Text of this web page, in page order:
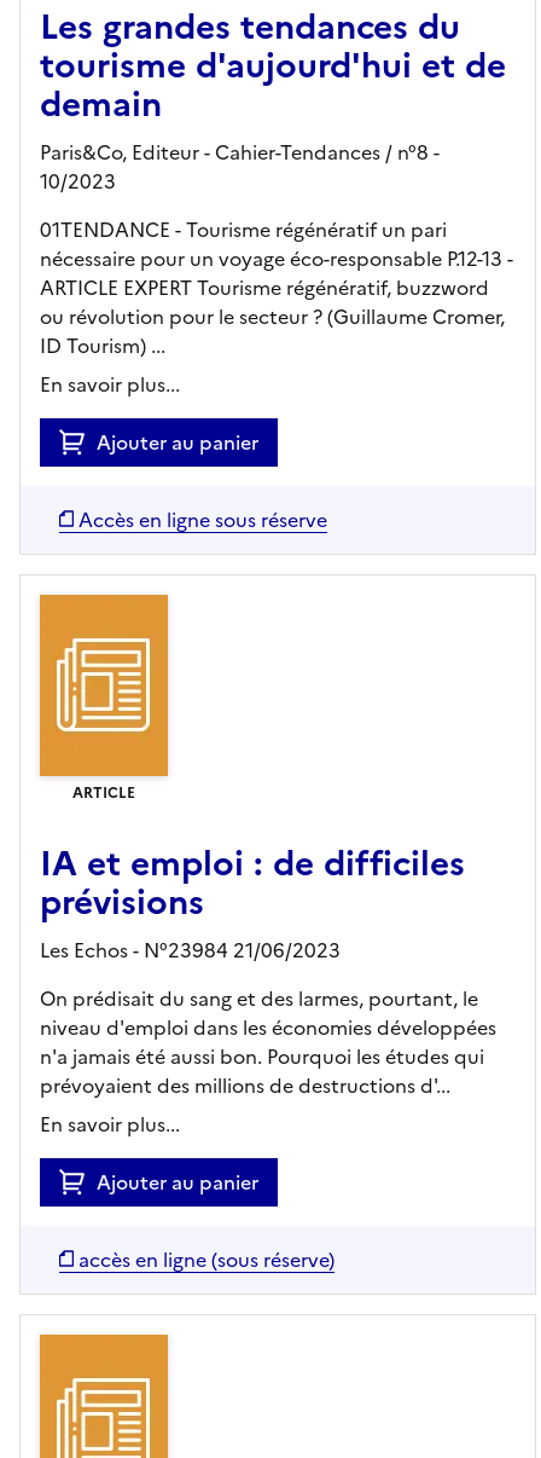
Les grandes tendances du
tourisme d'aujourd'hui et de
demain
Paris&Co, Editeur- Cahier-Tendances / n°8 -
10/2023
01TENDANCE - Tourisme régénératif un pari
nécessaire pour un voyage éco-responsable P.12-13 -
ARTICLE EXPERT Tourisme régénératif, buzzword
ou révolution pour le secteur ? (Guillaume Cromer,
ID Tourism) ...
En savoir plus...
Ajouter au panier
Accès en ligne sous réserve
ARTICLE
IA et emploi : de difficiles
prévisions
Les Echos - N°23984 21/06/2023
On prédisait du sang et des larmes, pourtant, le
niveau d'emploi dans les économies développées
n'a jamais été aussi bon. Pourquoi les études qui
prévoyaient des millions de destructions d'...
En savoir plus...
Ajouter au panier
accès en ligne (sous réserve)